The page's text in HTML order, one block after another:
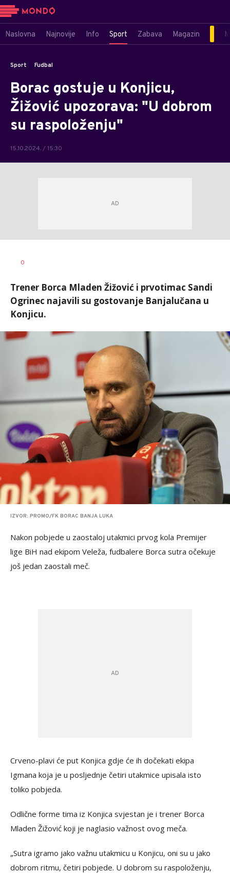
Naslovna Najnovije Info Sport Zabava Magazin
Sport Fudbal
Borac gostuje u Konjicu,
Žižović upozorava: "U dobrom
su raspoloženju"
15.10.2024. / 15:30
AUTOR
0
Trener Borca Mladen Žižović i prvotimac Sandi
Ogrinec najavili su gostovanje Banjalučana u
Konjicu.
IZVOR: PROMO/FK BORAC BANJA LUKA
Nakon pobjede u zaostaloj utakmici prvog kola Premijer
lige BiH nad ekipom Veleža, fudbalere Borca sutra očekuje
još jedan zaostali meč.
Crveno-plavi će put Konjica gdje će ih dočekati ekipa
Igmana koja je u posljednje četiri utakmice upisala isto
toliko pobjeda.
Odlične forme tima iz Konjica svjestan je i trener Borca
Mladen Žižović koji je naglasio važnost ovog meča.
„Sutra igramo jako važnu utakmicu u Konjicu, oni su u jako
dobrom ritmu, četiri pobjede. U dobrom su raspoloženju,